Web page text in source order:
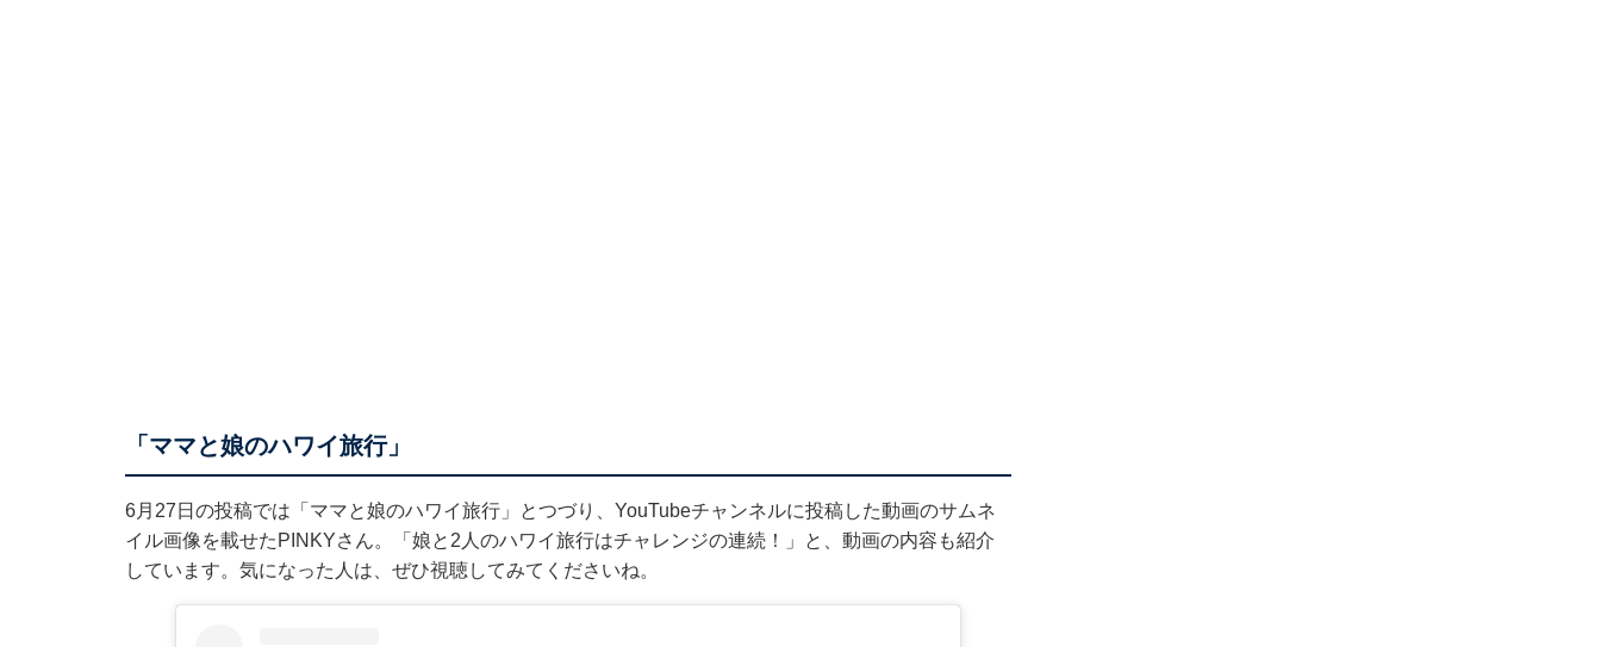
「ママと娘のハワイ旅行」
6月27日の投稿では「ママと娘のハワイ旅行」とつづり、YouTubeチャンネルに投稿した動画のサムネ
イル画像を載せたPINKYさん。「娘と2人のハワイ旅行はチャレンジの連続！」と、動画の内容も紹介
しています。気になった人は、ぜひ視聴してみてくださいね。